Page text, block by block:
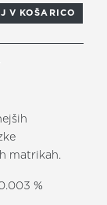
V KOŠARICO
matrikah.
%